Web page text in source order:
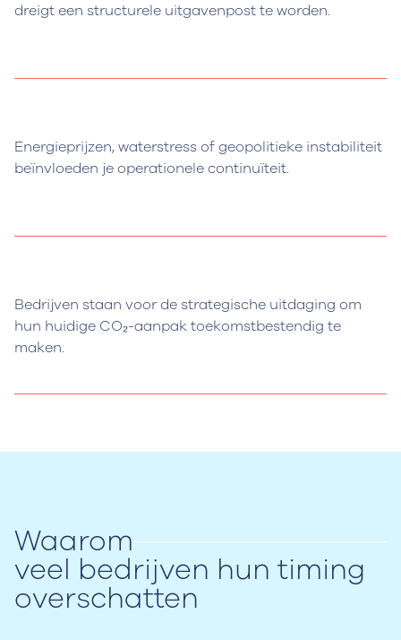
dreigt een structurele uitgavenpost te worden.
Energieprijzen, waterstress of geopolitieke instabiliteit
beïnvloeden je operationele continuïteit.
Bedrijven staan voor de strategische uitdaging om
hun huidige CO₂-aanpak toekomstbestendig te
maken.
Waarom
veel bedrijven hun timing
overschatten